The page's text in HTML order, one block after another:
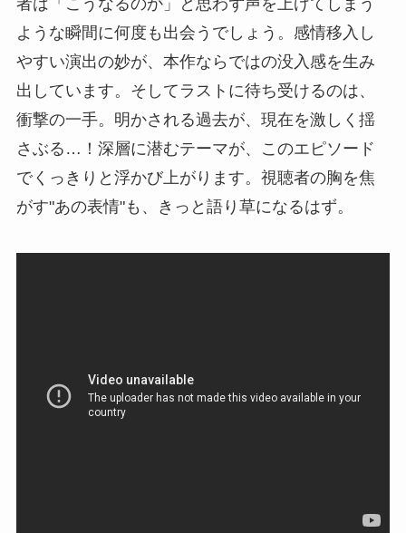
ような瞬間に何度も出会うでしょう。感情移入し
やすい演出の妙が、本作ならではの没入感を生み
出しています。そしてラストに待ち受けるのは、
衝撃の一手。明かされる過去が、現在を激しく揺
さぶる…！深層に潜むテーマが、このエピソード
でくっきりと浮かび上がります。視聴者の胸を焦
がす"あの表情"も、きっと語り草になるはず。